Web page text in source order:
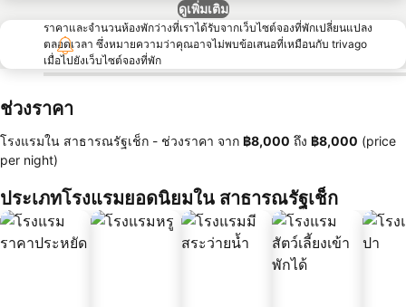
ดูเพิ่มเติม
ราคาและจำนวนห้องพักว่างที่เราได้รับจากเว็บไซต์จองที่พักเปลี่ยนแปลง
ตลอดเวลา ซึ่งหมายความว่าคุณอาจไม่พบข้อเสนอที่เหมือนกับ trivago
เมื่อไปยังเว็บไซต์จองที่พัก
ช่วงราคา
โรงแรมใน สาธารณรัฐเช็ก - ช่วงราคา จาก ‎฿8,000 ถึง ‎฿8,000 (price
per night)
ประเภทโรงแรมยอดนิยมใน สาธารณรัฐเช็ก